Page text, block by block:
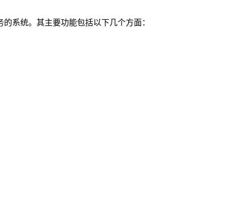
系统。其主要功能包括以下几个方面：